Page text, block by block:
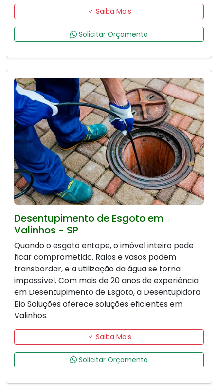
Saiba Mais
Solicitar Orçamento
Desentupimento de Esgoto em
Valinhos - SP
Quando o esgoto entope, o imóvel inteiro pode
ficar comprometido. Ralos e vasos podem
transbordar, e a utilização da água se torna
impossível. Com mais de 20 anos de experiência
em Desentupimento de Esgoto, a Desentupidora
Bio Soluções oferece soluções eficientes em
Valinhos.
Saiba Mais
Solicitar Orçamento